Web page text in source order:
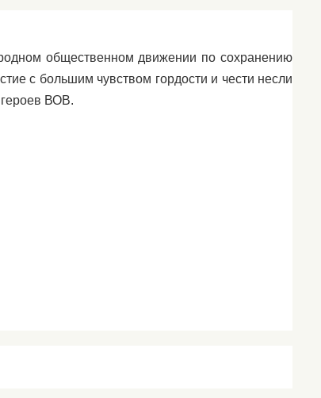
общественном движении по сохранению
с большим чувством гордости и чести несли
героев ВОВ.